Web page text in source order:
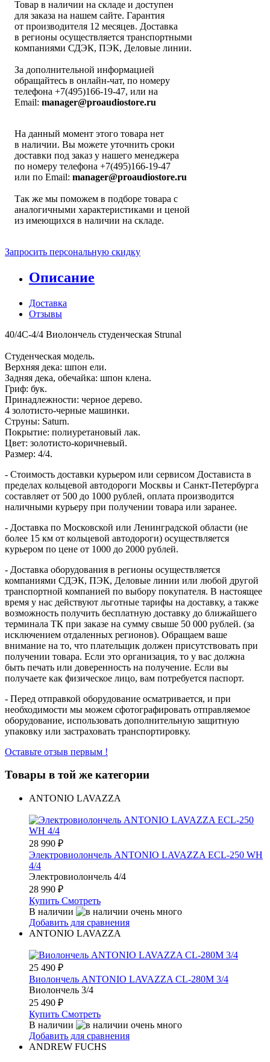
Товар в наличии на складе и доступен
для заказа на нашем сайте. Гарантия
от производителя 12 месяцев. Доставка
в регионы осуществляется транспортными
компаниями СДЭК, ПЭК, Деловые линии.
За дополнительной информацией
обращайтесь в онлайн-чат, по номеру
телефона +7(495)166-19-47, или на
Email: manager@proaudiostore.ru
На данный момент этого товара нет
в наличии. Вы можете уточнить сроки
доставки под заказ у нашего менеджера
по номеру телефона +7(495)166-19-47
или по Email: manager@proaudiostore.ru
Так же мы поможем в подборе товара с
аналогичными характеристиками и ценой
из имеющихся в наличии на складе.
Запросить персональную скидку
Описание
Доставка
Отзывы
40/4C-4/4 Виолончель студенческая Strunal
Студенческая модель.
Верхняя дека: шпон ели.
Задняя дека, обечайка: шпон клена.
Гриф: бук.
Принадлежности: черное дерево.
4 золотисто-черные машинки.
Струны: Saturn.
Покрытие: полиуретановый лак.
Цвет: золотисто-коричневый.
Размер: 4/4.
- Стоимость доставки курьером или сервисом Достависта в
пределах кольцевой автодороги Москвы и Санкт-Петербурга
составляет от 500 до 1000 рублей, оплата производится
наличными курьеру при получении товара или заранее.
- Доставка по Московской или Ленинградской области (не
более 15 км от кольцевой автодороги) осуществляется
курьером по цене от 1000 до 2000 рублей.
- Доставка оборудования в регионы осуществляется
компаниями СДЭК, ПЭК, Деловые линии или любой другой
транспортной компанией по выбору покупателя. В настоящее
время у нас действуют льготные тарифы на доставку, а также
возможность получить бесплатную доставку до ближайшего
терминала ТК при заказе на сумму свыше 50 000 рублей. (за
исключением отдаленных регионов). Обращаем ваше
внимание на то, что плательщик должен присутствовать при
получении товара. Если это организация, то у вас должна
быть печать или доверенность на получение. Если вы
получаете как физическое лицо, вам потребуется паспорт.
- Перед отправкой оборудование осматривается, и при
необходимости мы можем сфотографировать отправляемое
оборудование, использовать дополнительную защитную
упаковку или застраховать транспортировку.
Оставьте отзыв первым !
Товары в той же категории
ANTONIO LAVAZZA
28 990 ₽
Электровиолончель ANTONIO LAVAZZA ECL-250 WH
4/4
Электровиолончель 4/4
28 990 ₽
Купить Смотреть
В наличии
Добавить для сравнения
ANTONIO LAVAZZA
25 490 ₽
Виолончель ANTONIO LAVAZZA CL-280M 3/4
Виолончель 3/4
25 490 ₽
Купить Смотреть
В наличии
Добавить для сравнения
ANDREW FUCHS